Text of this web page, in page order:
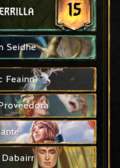
15
Seidhe
Feainn
Dabairr